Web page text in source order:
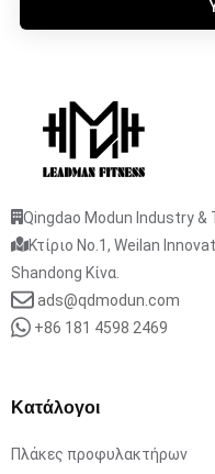
Qingdao Modun Industry &
Κτίριο No.1, Weilan
Shandong Κίνα.
ads@qdmodun.com
+86 181 4598 2469
Κατάλογοι
Πλάκες προφυλακτήρων